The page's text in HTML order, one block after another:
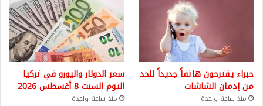
خبراء يقترحون هاتفاً جديداً للحد
من إدمان الشاشات
منذ ساعة واحدة
سعر الدولار واليورو في تركيا
اليوم السبت 8 أغسطس 2026
منذ ساعة واحدة